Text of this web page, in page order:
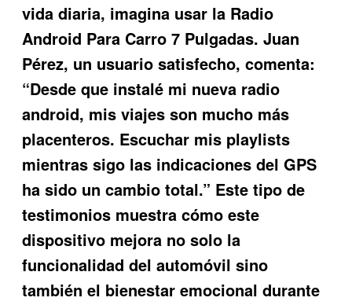
vida diaria, imagina usar la Radio
Android Para Carro 7 Pulgadas. Juan
Pérez, un usuario satisfecho, comenta:
“Desde que instalé mi nueva radio
android, mis viajes son mucho más
placenteros. Escuchar mis playlists
mientras sigo las indicaciones del GPS
ha sido un cambio total.” Este tipo de
testimonios muestra cómo este
dispositivo mejora no solo la
funcionalidad del automóvil sino
también el bienestar emocional durante